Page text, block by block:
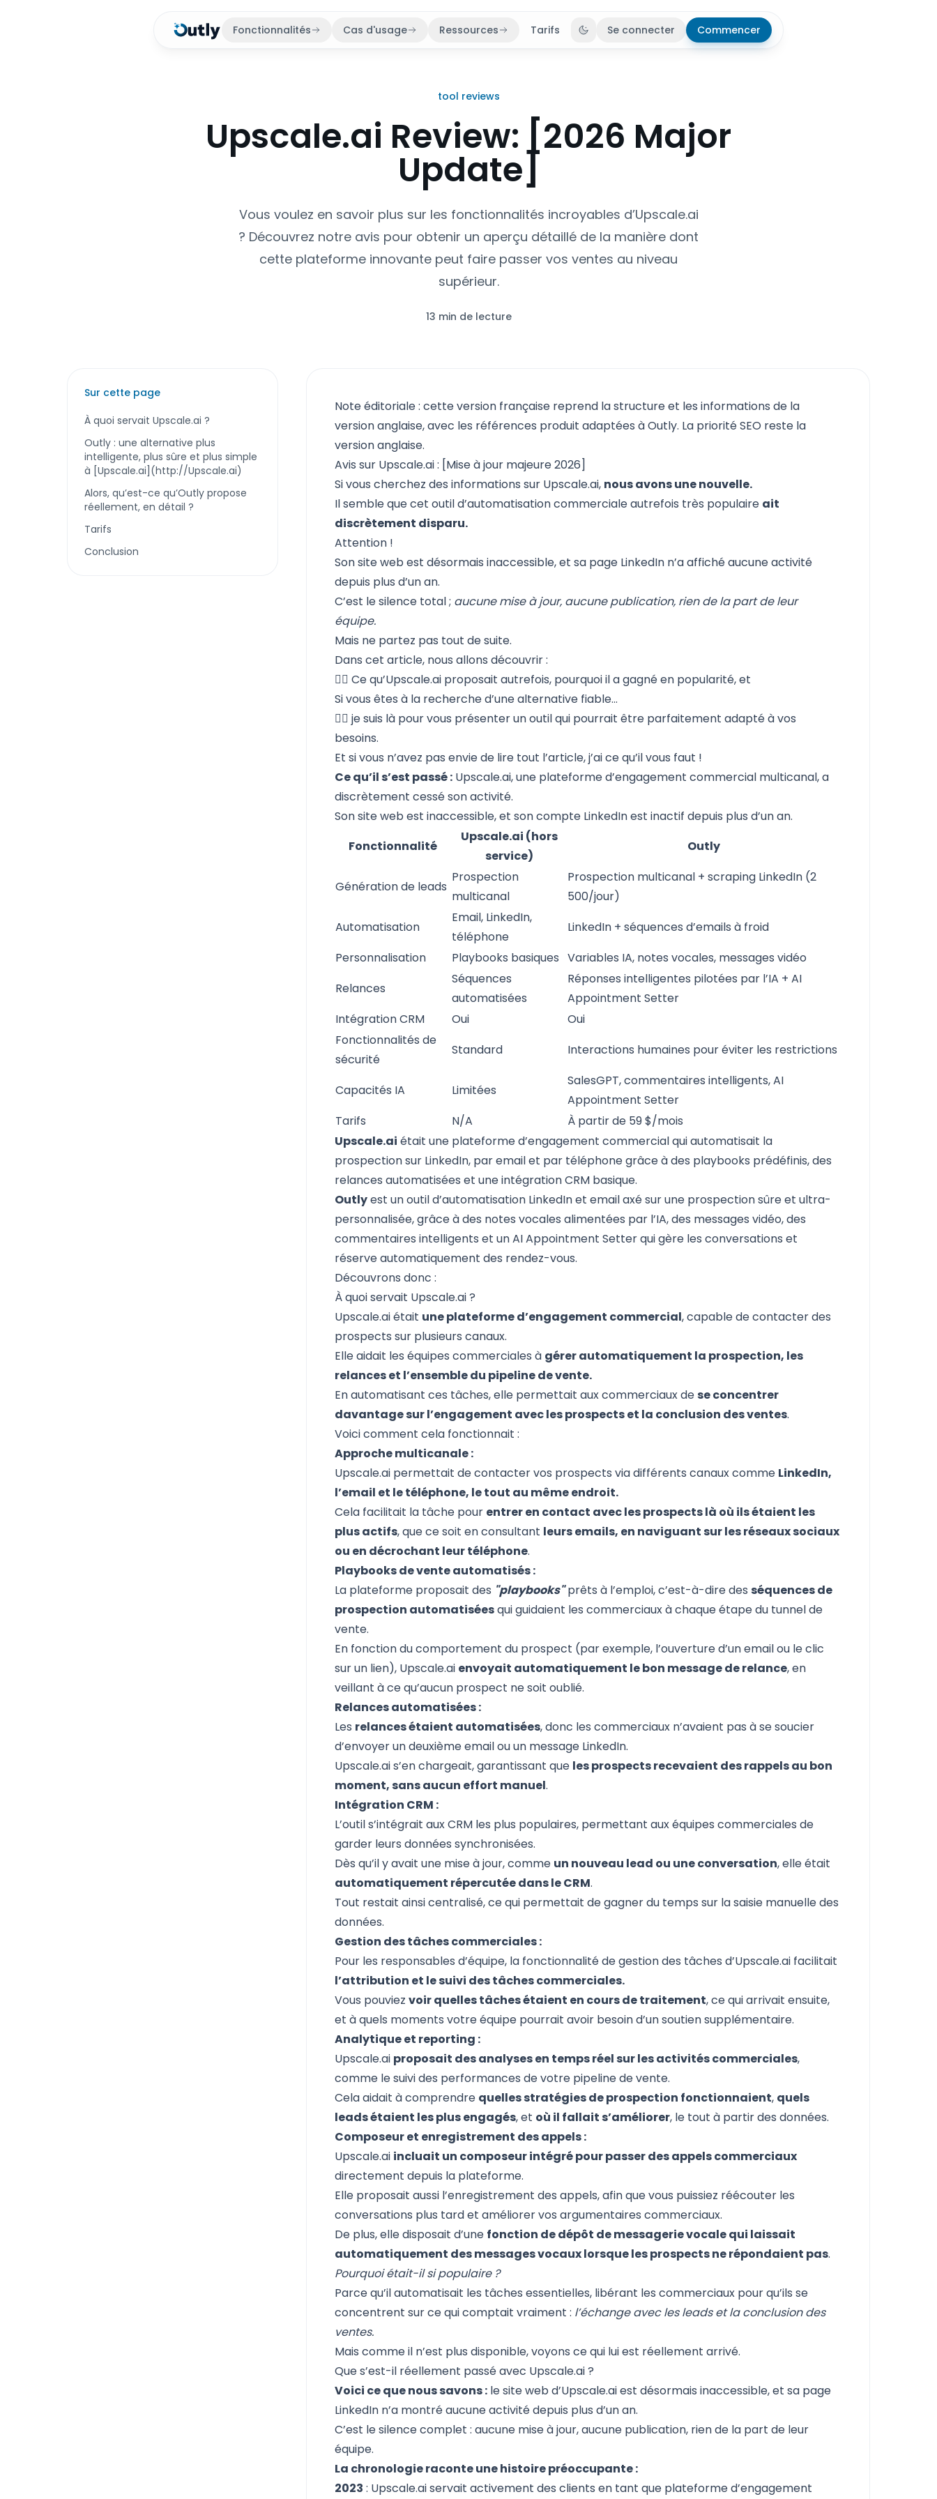
Fonctionnalités Cas d'usage Ressources Tarifs Basculer le thème
Se connecter Commencer
tool reviews
Upscale.ai Review: [2026 Major
Update]
Vous voulez en savoir plus sur les fonctionnalités incroyables d’Upscale.ai
? Découvrez notre avis pour obtenir un aperçu détaillé de la manière dont
cette plateforme innovante peut faire passer vos ventes au niveau
supérieur.
13 min de lecture
Sur cette page
À quoi servait Upscale.ai ?
Outly : une alternative plus
intelligente, plus sûre et plus simple
à [Upscale.ai](http://Upscale.ai)
Alors, qu’est-ce qu’Outly propose
réellement, en détail ?
Tarifs
Conclusion
Note éditoriale : cette version française reprend la structure et les informations de la
version anglaise, avec les références produit adaptées à Outly. La priorité SEO reste la
version anglaise.
Avis sur Upscale.ai : [Mise à jour majeure 2026]
Si vous cherchez des informations sur Upscale.ai, nous avons une nouvelle.
Il semble que cet outil d’automatisation commerciale autrefois très populaire ait
discrètement disparu.
Attention !
Son site web est désormais inaccessible, et sa page LinkedIn n’a affiché aucune activité
depuis plus d’un an.
C’est le silence total ; aucune mise à jour, aucune publication, rien de la part de leur
équipe.
Mais ne partez pas tout de suite.
Dans cet article, nous allons découvrir :
👉🏼Ce qu’Upscale.ai proposait autrefois, pourquoi il a gagné en popularité, et
Si vous êtes à la recherche d’une alternative fiable...
👉🏼 je suis là pourvous présenter un outilqui pourrait être parfaitement adapté à vos
besoins.
Et si vous n’avez pas envie de lire tout l’article, j’ai ce qu’il vous faut !
Ce qu’il s’est passé : Upscale.ai, une plateforme d’engagement commercial multicanal, a
discrètement cessé son activité.
Son site web est inaccessible, et son compte LinkedIn est inactif depuis plus d’un an.
Fonctionnalité
Upscale.ai (hors
service)
Outly
Génération de leads
Prospection
multicanal
Prospection multicanal + scraping LinkedIn (2
500/jour)
Automatisation
Email, LinkedIn,
téléphone
LinkedIn + séquences d’emails à froid
Personnalisation
Playbooks basiques Variables IA, notes vocales, messages vidéo
Relances
Séquences
automatisées
Réponses intelligentes pilotées par l’IA + AI
Appointment Setter
Intégration CRM
Oui
Oui
Fonctionnalités de
sécurité
Standard Interactions humaines pour éviter les restrictions
Capacités IA Limitées
SalesGPT, commentaires intelligents, AI
Appointment Setter
Tarifs
N/A
À partir de 59 $/mois
Upscale.ai était une plateforme d’engagement commercial qui automatisait la
prospection sur LinkedIn, par email et par téléphone grâce à des playbooks prédéfinis, des
relances automatisées et une intégration CRM basique.
Outlyest un outil d’automatisation LinkedIn et email axé sur une prospection sûre et ultra-
personnalisée, grâce à des notes vocales alimentées par l’IA, des messages vidéo, des
commentaires intelligents et un AI Appointment Setter qui gère les conversations et
réserve automatiquement des rendez-vous.
Découvrons donc :
À quoi servait Upscale.ai ?
Upscale.ai était une plateforme d’engagement commercial, capable de contacter des
prospects sur plusieurs canaux.
Elle aidait les équipes commerciales à gérer automatiquement la prospection, les
relances et l’ensemble du pipeline de vente.
En automatisant ces tâches, elle permettait aux commerciaux dese concentrer
davantage sur l’engagement avec les prospects et la conclusion des ventes.
Voici comment cela fonctionnait :
Approche multicanale :
Upscale.ai permettait de contacter vos prospects via différents canaux comme LinkedIn,
l’email et le téléphone, le tout au même endroit.
Cela facilitait la tâche pour entrer en contact avec les prospects là où ils étaient les
plus actifs, que ce soit en consultant leurs emails, en naviguant sur les réseaux sociaux
ou en décrochant leur téléphone.
Playbooks de vente automatisés :
La plateforme proposait des "playbooks"prêts à l’emploi, c’est-à-dire desséquences de
prospection automatiséesqui guidaient les commerciaux à chaque étape du tunnel de
vente.
En fonction du comportement du prospect (par exemple, l’ouverture d’un email ou le clic
sur un lien), Upscale.ai envoyait automatiquement le bon message de relance, en
veillant à ce qu’aucun prospect ne soit oublié.
Relances automatisées :
Les relances étaient automatisées, donc les commerciaux n’avaient pas à se soucier
d’envoyer un deuxième email ou un message LinkedIn.
Upscale.ai s’en chargeait, garantissant que les prospects recevaient des rappels au bon
moment, sans aucun effort manuel.
Intégration CRM :
L’outil s’intégrait aux CRM les plus populaires, permettant aux équipes commerciales de
garder leurs données synchronisées.
Dès qu’il y avait une mise à jour, comme un nouveau lead ou une conversation, elle était
automatiquement répercutée dans le CRM.
Tout restait ainsi centralisé, ce qui permettait de gagner du temps sur la saisie manuelle des
données.
Gestion des tâches commerciales :
Pour les responsables d’équipe, la fonctionnalité de gestion des tâches d’Upscale.ai facilitait
l’attribution et le suivi des tâches commerciales.
Vous pouviezvoir quelles tâches étaient en cours de traitement, ce qui arrivait ensuite,
et à quels moments votre équipe pourrait avoir besoin d’un soutien supplémentaire.
Analytique et reporting :
Upscale.ai proposait des analyses en temps réel sur les activités commerciales,
comme le suivi des performances de votre pipeline de vente.
Cela aidait à comprendre quelles stratégies de prospection fonctionnaient, quels
leads étaient les plus engagés, et où il fallait s’améliorer, le tout à partir des données.
Composeur et enregistrement des appels :
Upscale.ai incluait un composeur intégré pour passer des appels commerciaux
directement depuis la plateforme.
Elle proposait aussi l’enregistrement des appels, afin que vous puissiez réécouter les
conversations plus tard et améliorer vos argumentaires commerciaux.
De plus, elle disposait d’une fonction de dépôt de messagerie vocale qui laissait
automatiquement des messages vocaux lorsque les prospects ne répondaient pas.
Pourquoi était-il si populaire ?
Parce qu’il automatisait les tâches essentielles, libérant les commerciaux pour qu’ils se
concentrent sur ce qui comptait vraiment : l’échange avec les leads et la conclusion des
ventes.
Mais comme il n’est plus disponible, voyons ce qui lui est réellement arrivé.
Que s’est-il réellement passé avec Upscale.ai ?
Voici ce que nous savons : le site web d’Upscale.ai est désormais inaccessible, et sa page
LinkedIn n’a montré aucune activité depuis plus d’un an.
C’est le silence complet : aucune mise à jour, aucune publication, rien de la part de leur
équipe.
La chronologie raconte une histoire préoccupante :
2023 : Upscale.ai servait activement des clients en tant que plateforme d’engagement